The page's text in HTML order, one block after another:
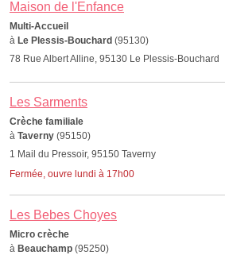
Maison de l'Enfance
Multi-Accueil
à Le Plessis-Bouchard (95130)
78 Rue Albert Alline, 95130 Le Plessis-Bouchard
Les Sarments
Crèche familiale
à Taverny (95150)
1 Mail du Pressoir, 95150 Taverny
Fermée, ouvre lundi à 17h00
Les Bebes Choyes
Micro crèche
à Beauchamp (95250)